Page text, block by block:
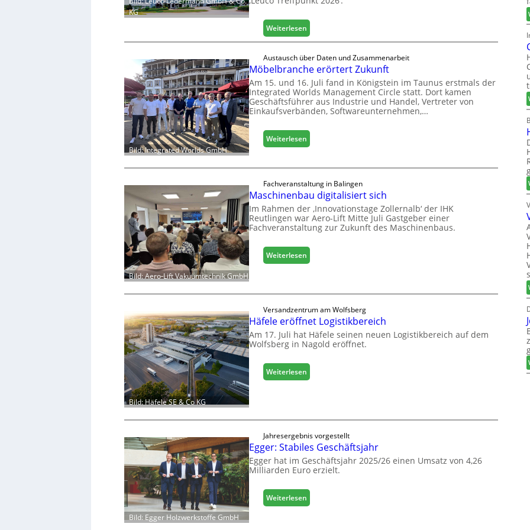
KG
Weiterlesen:
L
u
c
o
l
ä
d
t
z
a
u
s
m
e
s
e
Bild: Integrated Worlds GmbH
Austausch über Daten und Zusammenarbeit
Möbelbranche erörtert Zukunft
Am 15. und 16. Juli fand in Königstein im Taunus erstmals der
Integrated Worlds Management Circle statt. Dort kamen
Geschäftsführer aus Industrie und Handel, Vertreter von
Einkaufsverbänden, Softwareunternehmen,…
Weiterlesen:
M
b
e
l
b
r
a
c
h
r
ö
r
e
t
Z
n
t
Bild: Aero-Lift Vakuumtechnik GmbH
Fachveranstaltung in Balingen
Maschinenbau digitalisiert sich
Im Rahmen der ‚Innovationstage Zollernalb‘ der IHK
Reutlingen war Aero-Lift Mitte Juli Gastgeber einer
Fachveranstaltung zur Zukunft des Maschinenbaus.
Weiterlesen:
M
h
i
n
e
b
a
g
i
t
a
l
s
i
Bild: Häfele SE & Co KG
Versandzentrum am Wolfsberg
Häfele eröffnet Logistikbereich
Am 17. Juli hat Häfele seinen neuen Logistikbereich auf dem
Wolfsberg in Nagold eröffnet.
Weiterlesen:
H
e
e
r
ö
n
Bild: Egger Holzwerkstoffe GmbH
Jahresergebnis vorgestellt
Egger: Stabiles Geschäftsjahr
Egger hat im Geschäftsjahr 2025/26 einen Umsatz von 4,26
Milliarden Euro erzielt.
Weiterlesen:
E